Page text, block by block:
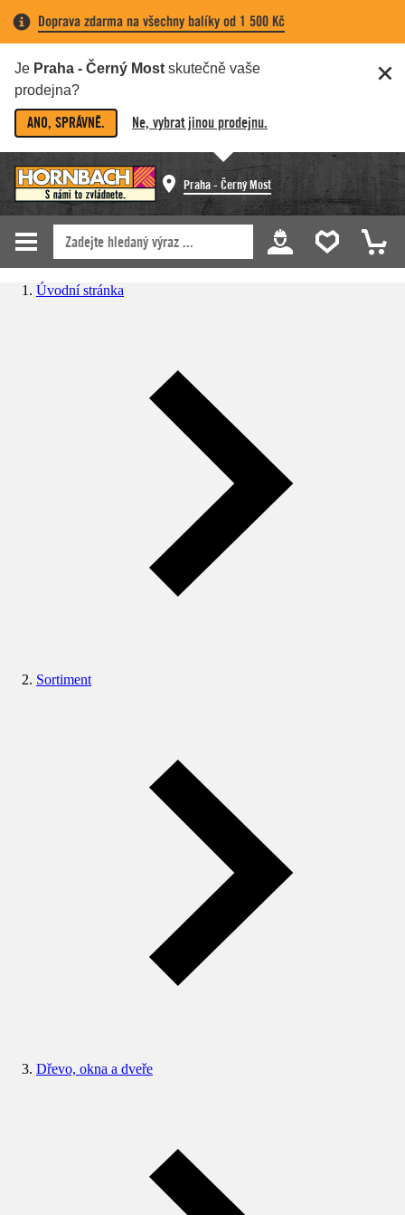
Doprava zdarma na všechny balíky od 1 500 Kč
Je Praha - Černý Most skutečně vaše
prodejna?
ANO, SPRÁVNĚ. Ne, vybrat jinou prodejnu.
Praha - Černý Most
Úvodní stránka
Sortiment
Dřevo, okna a dveře